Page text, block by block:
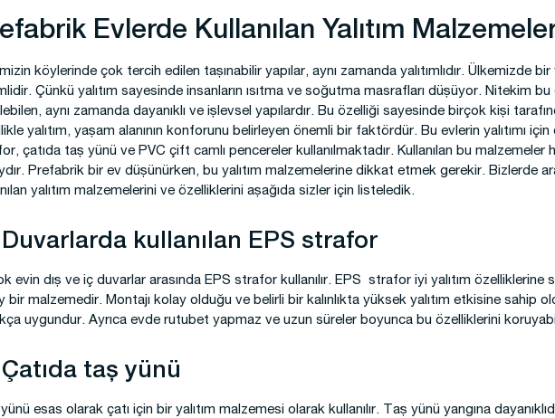
Evlerde Kullanılan Yalıtım
köylerinde çok tercih edilen taşınabilir yapılar, aynı zamanda yalıtımlıdır. Ülkemizde bir
Çünkü yalıtım sayesinde insanların ısıtma ve soğutma masrafları düşüyor. Nitekim bu
aynı zamanda dayanıklı ve işlevsel yapılardır. Bu özelliği sayesinde birçok kişi
yalıtım, yaşam alanının konforunu belirleyen önemli bir faktördür. Bu evlerin yalıtımı için
çatıda taş yünü ve PVC çift camlı pencereler kullanılmaktadır. Kullanılan bu malzemeler
Prefabrik bir ev düşünürken, bu yalıtım malzemelerine dikkat etmek gerekir. Bizlerde
yalıtım malzemelerini ve özelliklerini aşağıda sizler için listeledik.
Duvarlarda kullanılan EPS strafor
evin dış ve iç duvarlar arasında EPS strafor kullanılır. EPS strafor iyi yalıtım özelliklerine
bir malzemedir. Montajı kolay olduğu ve belirli bir kalınlıkta yüksek yalıtım etkisine sahip
uygundur. Ayrıca evde rutubet yapmaz ve uzun süreler boyunca bu özelliklerini
Çatıda taş yünü
esas olarak çatı için bir yalıtım malzemesi olarak kullanılır. Taş yünü yangına